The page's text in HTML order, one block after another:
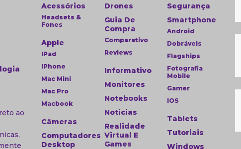
ao
Acessórios
Headsets &
Fones
Apple
IPad
IPhone
Mac Mini
Mac Pro
Macbook
Câmeras
Computadores
Desktop
Drones
Guia De
Compra
Comparativo
Reviews
Informativo
Monitores
Notebooks
Noticias
Realidade
Virtual E
Games
Segurança
Smartphone
Android
Dobráveis
Flagships
Fotografia
Mobile
Gamer
IOS
Tablets
Tutoriais
Windows